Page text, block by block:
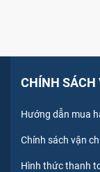
CHÍNH SÁCH
Hướng dẫn mua
Chính sách vận
Hình thức thanh